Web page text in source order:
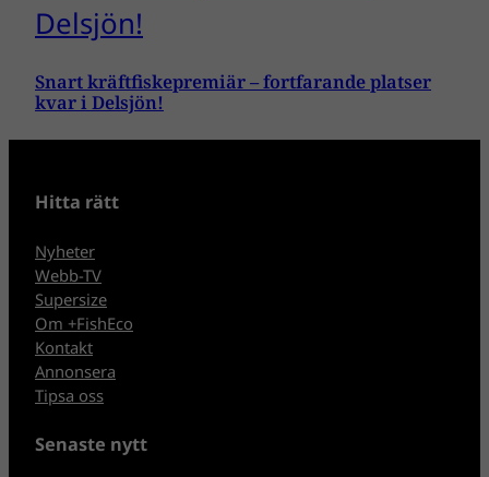
Snart kräftfiskepremiär – fortfarande platser
kvar i Delsjön!
Hitta rätt
Nyheter
Webb-TV
Supersize
Om +FishEco
Kontakt
Annonsera
Tipsa oss
Senaste nytt